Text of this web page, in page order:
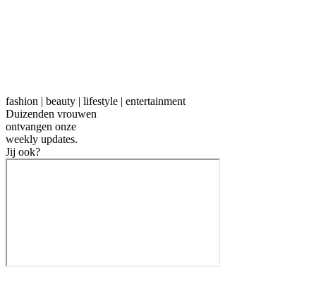
fashion | beauty | lifestyle | entertainment
Duizenden vrouwen
ontvangen onze
weekly updates.
Jij ook?